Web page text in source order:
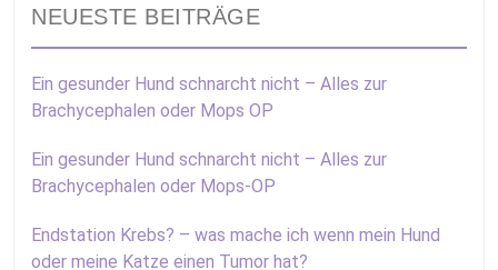
NEUESTE BEITRÄGE
Ein gesunder Hund schnarcht nicht – Alles zur
Brachycephalen oder Mops OP
Ein gesunder Hund schnarcht nicht – Alles zur
Brachycephalen oder Mops-OP
Endstation Krebs? – was mache ich wenn mein Hund
oder meine Katze einen Tumor hat?